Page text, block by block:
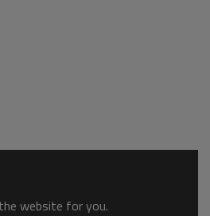
website for you.